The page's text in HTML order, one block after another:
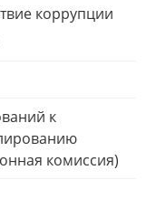
коррупции
к
комиссия)